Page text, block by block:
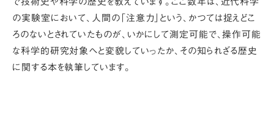
の実験室において、人間の「注意力」という、かつては捉えどこ
ろのないとされていたものが、いかにして測定可能で、操作可能
な科学的研究対象へと変貌していったか、その知られざる歴史
に関する本を執筆しています。